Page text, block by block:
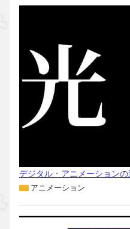
デジタル・アニメーション
アニメーション